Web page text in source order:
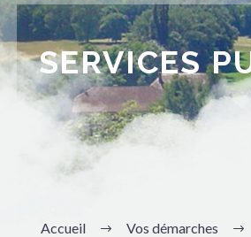
SERVICES
Accueil Vos démarches